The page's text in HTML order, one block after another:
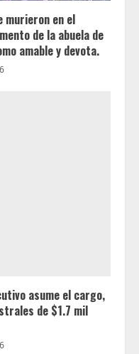
murieron en el
de la abuela de
amable y devota.
asume el cargo,
de $1.7 mil